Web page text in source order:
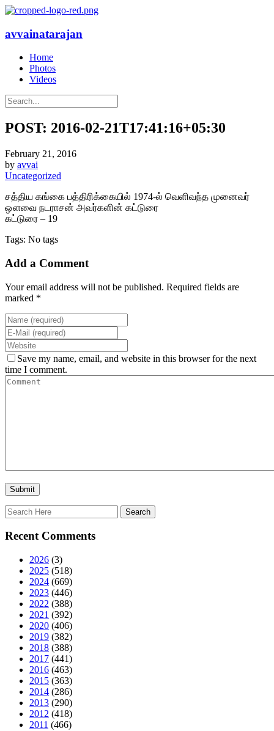
avvainatarajan
Home
Photos
Videos
POST: 2016-02-21T17:41:16+05:30
February 21, 2016
by avvai
Uncategorized
சத்திய கங்கை பத்திரிக்கையில் 1974-ல் வெளிவந்த முனைவர்
ஔவை நடராசன் அவர்களின் கட்டுரை
கட்டுரை – 19
Tags: No tags
Add a Comment
Your email address will not be published. Required fields are
marked *
Save my name, email, and website in this browser for the next
time I comment.
Recent Comments
2026 (3)
2025 (518)
2024 (669)
2023 (446)
2022 (388)
2021 (392)
2020 (406)
2019 (382)
2018 (388)
2017 (441)
2016 (463)
2015 (363)
2014 (286)
2013 (290)
2012 (418)
2011 (466)